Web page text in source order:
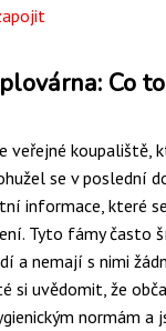
Co
veřejné koupaliště,
se v poslední
informace, které
Tyto fámy často
a nemají s nimi
si uvědomit, že
normám a